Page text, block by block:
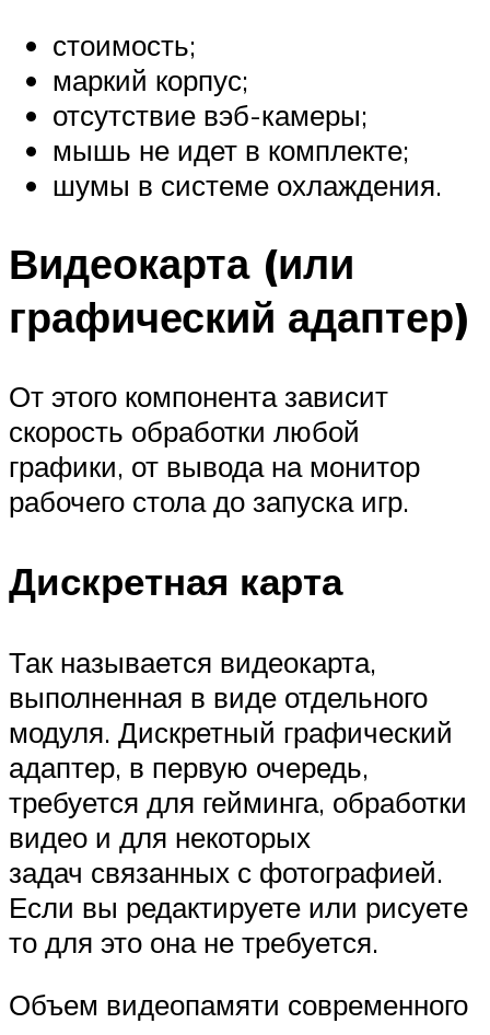
стоимость;
маркий корпус;
отсутствие вэб-камеры;
мышь не идет в комплекте;
шумы в системе охлаждения.
Видеокарта (или
графический адаптер)
От этого компонента зависит
скорость обработки любой
графики, от вывода на монитор
рабочего стола до запуска игр.
Дискретная карта
Так называется видеокарта,
выполненная в виде отдельного
модуля. Дискретный графический
адаптер, в первую очередь,
требуется для гейминга, обработки
видео и для некоторых
задач связанных с фотографией.
Если вы редактируете или рисуете
то для это она не требуется.
Объем видеопамяти современного